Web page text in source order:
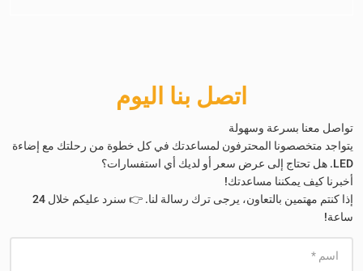
اتصل بنا اليوم
تواصل معنا بسرعة وسهولة
يتواجد متخصصونا المحترفون لمساعدتك في كل خطوة من رحلتك مع إضاءة
LED. هل تحتاج إلى عرض سعر أو لديك أي استفسارات؟
أخبرنا كيف يمكننا مساعدتك!
إذا كنتم مهتمين بالتعاون، يرجى ترك رسالة لنا. 👉 سنرد عليكم خلال 24
ساعة!
اسم *